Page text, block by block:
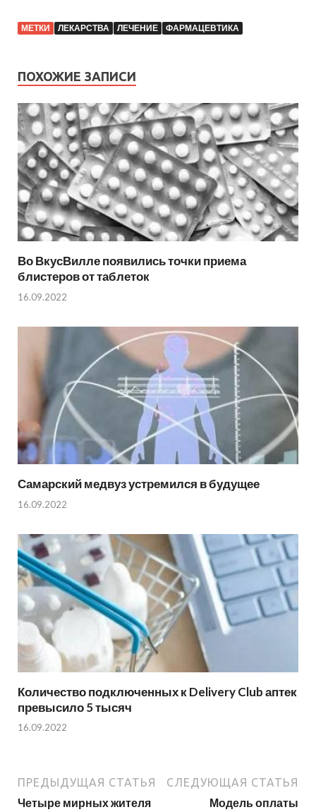
МЕТКИ ЛЕКАРСТВА ЛЕЧЕНИЕ ФАРМАЦЕВТИКА
ПОХОЖИЕ ЗАПИСИ
Во ВкусВилле появились точки приема
блистеров от таблеток
16.09.2022
Самарский медвуз устремился в будущее
16.09.2022
Количество подключенных к Delivery Club аптек
превысило 5 тысяч
16.09.2022
ПРЕДЫДУЩАЯ СТАТЬЯ
Четыре мирных жителя
СЛЕДУЮЩАЯ СТАТЬЯ
Модель оплаты